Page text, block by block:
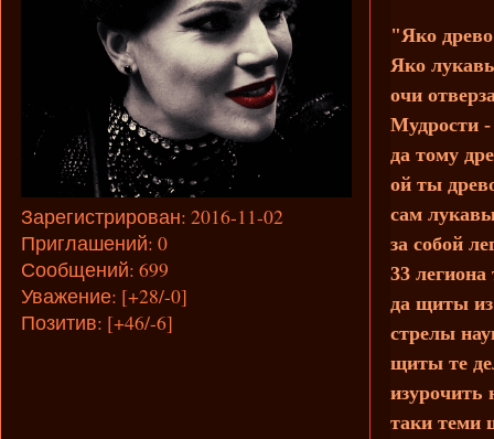
Зарегистрирован: 2016-11-02
Приглашений: 0
Сообщений: 699
Уважение: [+28/-0]
Позитив: [+46/-6]
"Яко
Яко
очи
Мудрости -
да тому
ой ты
сам
за собой
33
да щиты
стрелы
щиты те
изурочить
таки теми